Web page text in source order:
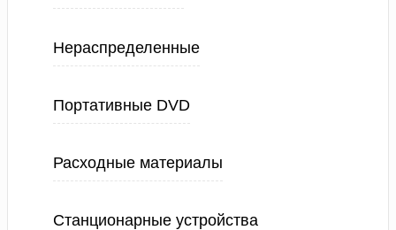
Нераспределенные
Портативные DVD
Расходные материалы
Станционарные устройства